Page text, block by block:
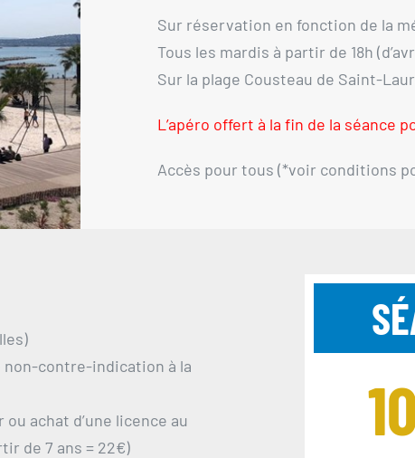
Sur réservation en fonction de la
Tous les mardis à partir de 18h
Sur la plage Cousteau de Saint-
L’apéro offert à la fin de la séance
Accès pour tous (*voir conditions
contre-indication à la
achat d’une licence au
de 7 ans = 22€)
10